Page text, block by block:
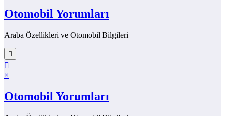
Otomobil Yorumları
Araba Özellikleri ve Otomobil Bilgileri
×
Otomobil Yorumları